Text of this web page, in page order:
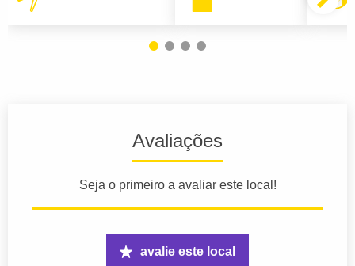
Avaliações
Seja o primeiro a avaliar este local!
avalie este local